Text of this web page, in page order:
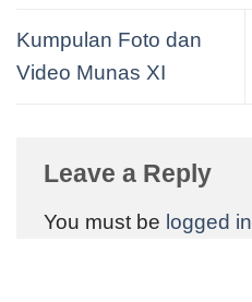
Kumpulan Foto dan
Video Munas XI
Leave a Reply
You must be logged in